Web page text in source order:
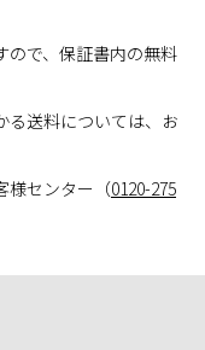
ので、保証書内の無料
る送料については、お
様センター（0120-275